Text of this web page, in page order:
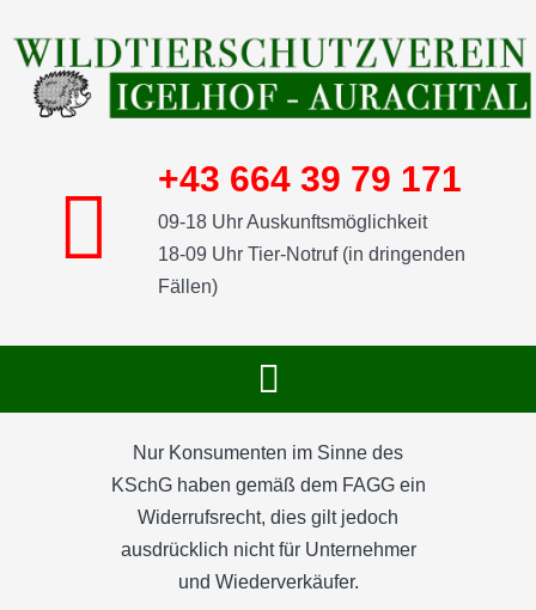
to
content
+43 664 39 79 171
09-18 Uhr Auskunftsmöglichkeit
18-09 Uhr Tier-Notruf (in dringenden
Fällen)
Toggle
Navigation
Nur Konsumenten im Sinne des
KSchG haben gemäß dem FAGG ein
Widerrufsrecht, dies gilt jedoch
ausdrücklich nicht für Unternehmer
und Wiederverkäufer.